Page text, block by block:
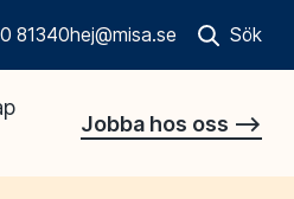
81340hej@misa.se Sök
Öppna
Jobba hos oss -->